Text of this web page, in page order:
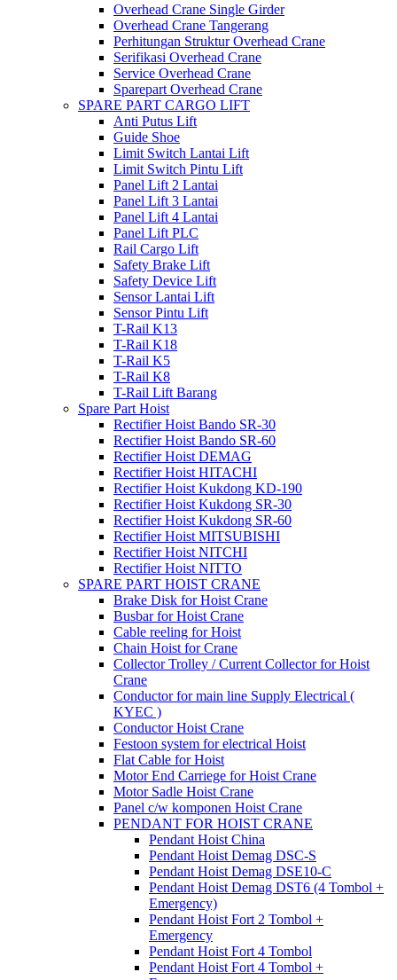
Overhead Crane Single Girder
Overhead Crane Tangerang
Perhitungan Struktur Overhead Crane
Serifikasi Overhead Crane
Service Overhead Crane
Sparepart Overhead Crane
SPARE PART CARGO LIFT
Anti Putus Lift
Guide Shoe
Limit Switch Lantai Lift
Limit Switch Pintu Lift
Panel Lift 2 Lantai
Panel Lift 3 Lantai
Panel Lift 4 Lantai
Panel Lift PLC
Rail Cargo Lift
Safety Brake Lift
Safety Device Lift
Sensor Lantai Lift
Sensor Pintu Lift
T-Rail K13
T-Rail K18
T-Rail K5
T-Rail K8
T-Rail Lift Barang
Spare Part Hoist
Rectifier Hoist Bando SR-30
Rectifier Hoist Bando SR-60
Rectifier Hoist DEMAG
Rectifier Hoist HITACHI
Rectifier Hoist Kukdong KD-190
Rectifier Hoist Kukdong SR-30
Rectifier Hoist Kukdong SR-60
Rectifier Hoist MITSUBISHI
Rectifier Hoist NITCHI
Rectifier Hoist NITTO
SPARE PART HOIST CRANE
Brake Disk for Hoist Crane
Busbar for Hoist Crane
Cable reeling for Hoist
Chain Hoist for Crane
Collector Trolley / Current Collector for Hoist
Crane
Conductor for main line Supply Electrical (
KYEC )
Conductor Hoist Crane
Festoon system for electrical Hoist
Flat Cable for Hoist
Motor End Carriege for Hoist Crane
Motor Sadle Hoist Crane
Panel c/w komponen Hoist Crane
PENDANT FOR HOIST CRANE
Pendant Hoist China
Pendant Hoist Demag DSC-S
Pendant Hoist Demag DSE10-C
Pendant Hoist Demag DST6 (4 Tombol +
Emergency)
Pendant Hoist Fort 2 Tombol +
Emergency
Pendant Hoist Fort 4 Tombol
Pendant Hoist Fort 4 Tombol +